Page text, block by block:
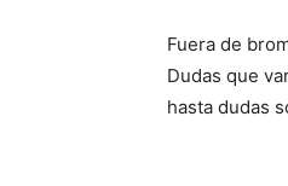
Fuera de
Dudas que
hasta dudas